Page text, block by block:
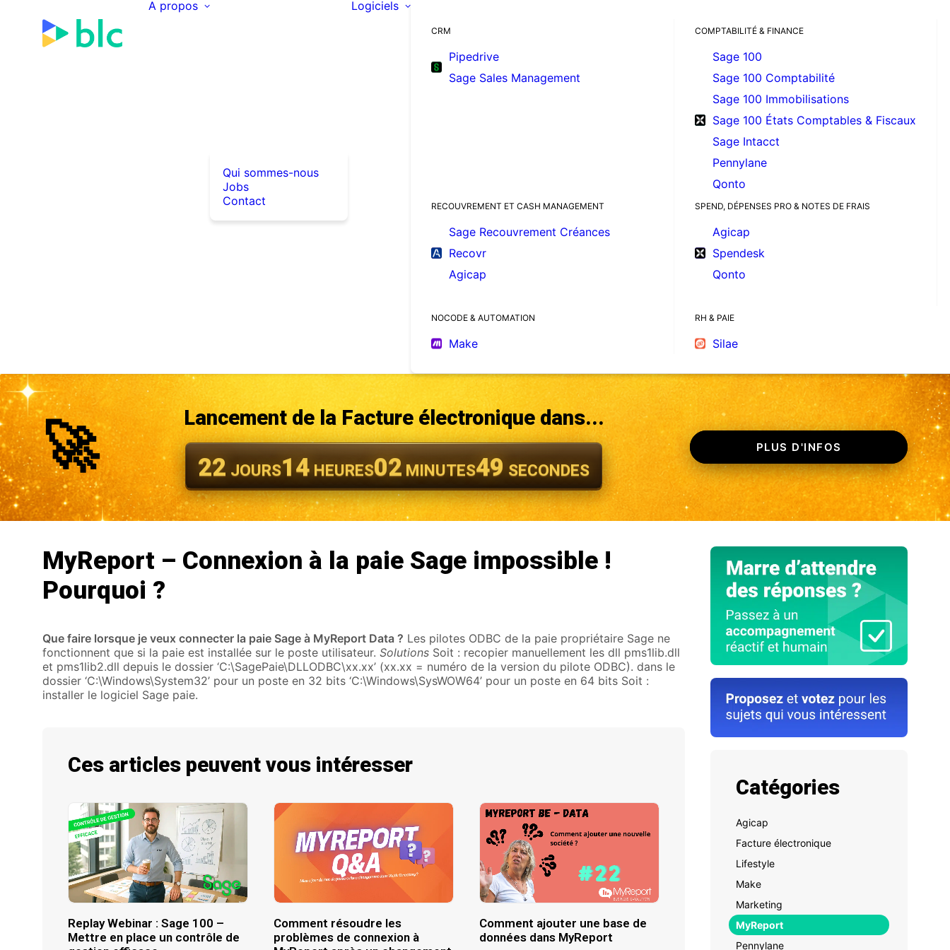
A propos
Qui sommes-nous
Jobs
Contact
Logiciels
CRM
Pipedrive
Sage Sales Management
COMPTABILITÉ & FINANCE
Sage 100
Sage 100 Comptabilité
Sage 100 Immobilisations
Sage 100 États Comptables & Fiscaux
Sage Intacct
Pennylane
Qonto
RECOUVREMENT ET CASH MANAGEMENT
Sage Recouvrement Créances
Recovr
Agicap
SPEND, DÉPENSES PRO & NOTES DE FRAIS
Agicap
Spendesk
Qonto
NOCODE & AUTOMATION
Make
RH & PAIE
Silae
🚀 Lancement de la Facture électronique dans...
22 JOURS14 HEURES02 MINUTES48 SECONDES
PLUS D'INFOS
MyReport – Connexion à la paie Sage impossible !
Pourquoi ?
Que faire lorsque je veux connecter la paie Sage à MyReport Data ? Les pilotes ODBC de la paie propriétaire Sage ne
fonctionnent que si la paie est installée sur le poste utilisateur. Solutions Soit : recopier manuellement les dll pms1lib.dll
et pms1lib2.dll depuis le dossier ‘C:\SagePaie\DLLODBC\xx.xx’ (xx.xx = numéro de la version du pilote ODBC). dans le
dossier ‘C:\Windows\System32’ pour un poste en 32 bits ‘C:\Windows\SysWOW64’ pour un poste en 64 bits Soit :
installer le logiciel Sage paie.
Ces articles peuvent vous intéresser
Replay Webinar : Sage 100 –
Mettre en place un contrôle de
Comment résoudre les
problèmes de connexion à
Comment ajouter une base de
données dans MyReport
Catégories
Agicap
Facture électronique
Lifestyle
Make
Marketing
MyReport
Pennylane